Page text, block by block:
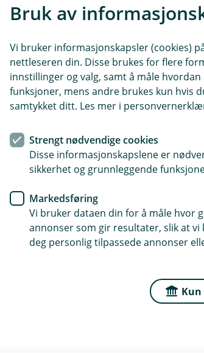
helger.
til
Her finner du oss
Se kontakt oss
Bruk av
Vi bruker informasjonskapsler (cookies)
nettleseren din. Disse brukes for flere
innstillinger og valg, samt å måle
funksjoner, mens andre brukes kun hvis
samtykket ditt. Les mer i
Strengt nødvendige cookies
Disse informasjonskapslene er
sikkerhet og grunnleggende
Markedsføring
Vi bruker dataen din for å måle hvor
annonser som gir resultater, slik at
deg personlig tilpassede annonser
Kun